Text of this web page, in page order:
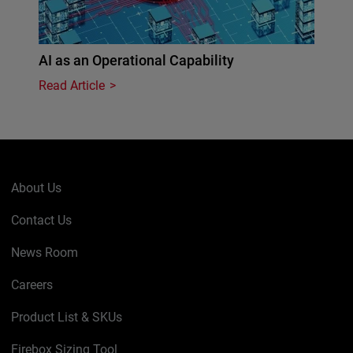
AI as an Operational Capability
Read Article
About Us
Contact Us
News Room
Careers
Product List & SKUs
Firebox Sizing Tool